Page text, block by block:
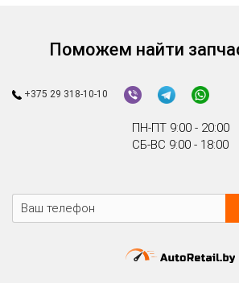
Поможем найти
+375 29 318-10-10
ПН-ПТ 9:00 - 20:00
СБ-ВС 9:00 - 18:00